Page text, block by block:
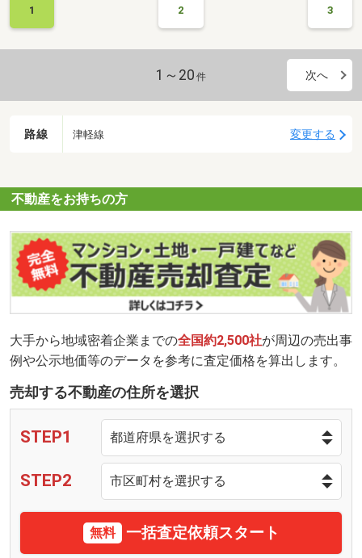
1 2 3
1～20 件 次へ
路線 津軽線 変更する
不動産をお持ちの方
大手から地域密着企業までの全国約2,500社が周辺の売出事
例や公示地価等のデータを参考に査定価格を算出します。
売却する不動産の住所を選択
STEP1
STEP2
無料 一括査定依頼スタート